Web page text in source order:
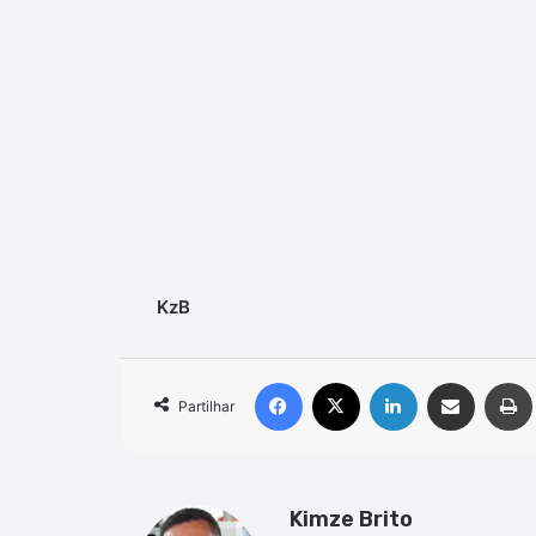
KzB
Partilhar
Facebook Linkedin Compartilhar via e-mail
Kimze Brito